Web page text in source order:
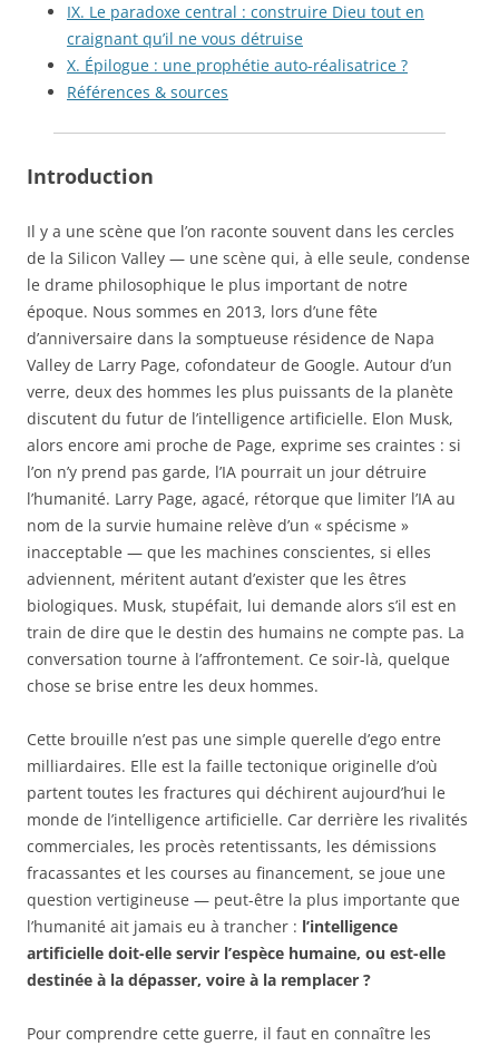
IX. Le paradoxe central : construire Dieu tout en
craignant qu’il ne vous détruise
X. Épilogue : une prophétie auto-réalisatrice ?
Références & sources
Introduction
Il y a une scène que l’on raconte souvent dans les cercles
de la Silicon Valley — une scène qui, à elle seule, condense
le drame philosophique le plus important de notre
époque. Nous sommes en 2013, lors d’une fête
d’anniversaire dans la somptueuse résidence de Napa
Valley de Larry Page, cofondateur de Google. Autour d’un
verre, deux des hommes les plus puissants de la planète
discutent du futur de l’intelligence artificielle. Elon Musk,
alors encore ami proche de Page, exprime ses craintes : si
l’on n’y prend pas garde, l’IA pourrait un jour détruire
l’humanité. Larry Page, agacé, rétorque que limiter l’IA au
nom de la survie humaine relève d’un « spécisme »
inacceptable — que les machines conscientes, si elles
adviennent, méritent autant d’exister que les êtres
biologiques. Musk, stupéfait, lui demande alors s’il est en
train de dire que le destin des humains ne compte pas. La
conversation tourne à l’affrontement. Ce soir-là, quelque
chose se brise entre les deux hommes.
Cette brouille n’est pas une simple querelle d’ego entre
milliardaires. Elle est la faille tectonique originelle d’où
partent toutes les fractures qui déchirent aujourd’hui le
monde de l’intelligence artificielle. Car derrière les rivalités
commerciales, les procès retentissants, les démissions
fracassantes et les courses au financement, se joue une
question vertigineuse — peut-être la plus importante que
l’humanité ait jamais eu à trancher : l’intelligence
artificielle doit-elle servir l’espèce humaine, ou est-elle
destinée à la dépasser, voire à la remplacer ?
Pour comprendre cette guerre, il faut en connaître les